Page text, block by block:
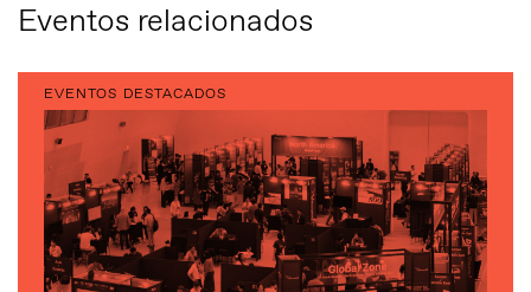
Eventos relacionados
EVENTOS DESTACADOS